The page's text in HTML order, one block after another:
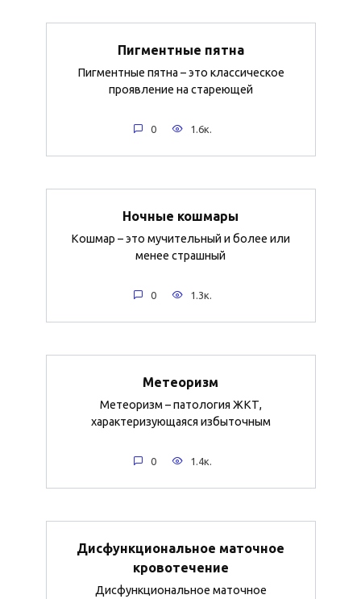
Пигментные пятна
Пигментные пятна – это классическое
проявление на стареющей
0 1.6к.
Ночные кошмары
Кошмар – это мучительный и более или
менее страшный
0 1.3к.
Метеоризм
Метеоризм – патология ЖКТ,
характеризующаяся избыточным
0 1.4к.
Дисфункциональное маточное
кровотечение
Дисфункциональное маточное